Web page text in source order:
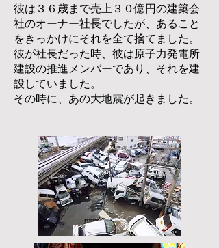
彼は３６歳まで売上３０億円の建築会
社のオーナー社長でしたが、あること
をきっかけにそれを全て捨てました。
彼が社長だった時、彼は原子力発電所
建設の推進メンバーであり、それを建
設していました。
その時に、あの大地震が起きました。